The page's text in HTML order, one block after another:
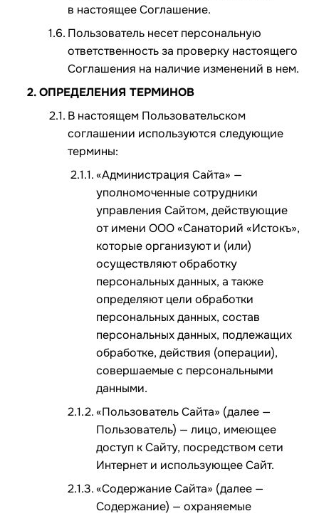
в настоящее Соглашение.
Пользователь несет персональную
ответственность за проверку настоящего
Соглашения на наличие изменений в нем.
ОПРЕДЕЛЕНИЯ ТЕРМИНОВ
В настоящем Пользовательском
соглашении используются следующие
термины:
«Администрация Сайта» —
уполномоченные сотрудники
управления Сайтом, действующие
от имени ООО «Санаторий «Истокъ»,
которые организуют и (или)
осуществляют обработку
персональных данных, а также
определяют цели обработки
персональных данных, состав
персональных данных, подлежащих
обработке, действия (операции),
совершаемые с персональными
данными.
«Пользователь Сайта» (далее —
Пользователь) — лицо, имеющее
доступ к Сайту, посредством сети
Интернет и использующее Сайт.
«Содержание Сайта» (далее —
Содержание) — охраняемые